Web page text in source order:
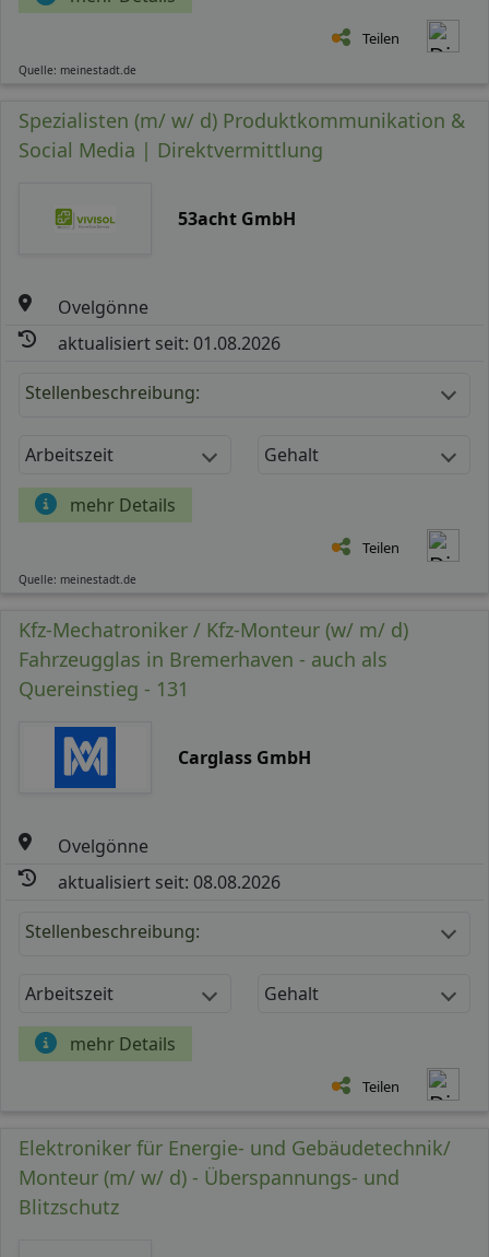
Teilen
Quelle: meinestadt.de
Spezialisten (m/ w/ d) Produktkommunikation &
Social Media | Direktvermittlung
53acht GmbH
Ovelgönne
aktualisiert seit: 01.08.2026
Stellenbeschreibung:
Arbeitszeit Gehalt
mehr Details
Teilen
Quelle: meinestadt.de
Kfz-Mechatroniker / Kfz-Monteur (w/ m/ d)
Fahrzeugglas in Bremerhaven - auch als
Quereinstieg - 131
Carglass GmbH
Ovelgönne
aktualisiert seit: 08.08.2026
Stellenbeschreibung:
Arbeitszeit Gehalt
mehr Details
Teilen
Elektroniker für Energie- und Gebäudetechnik/
Monteur (m/ w/ d) - Überspannungs- und
Blitzschutz